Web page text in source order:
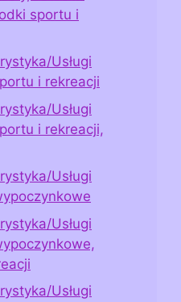
sportu i
Usługi
i rekreacji
Usługi
i rekreacji,
Usługi
Usługi
Usługi